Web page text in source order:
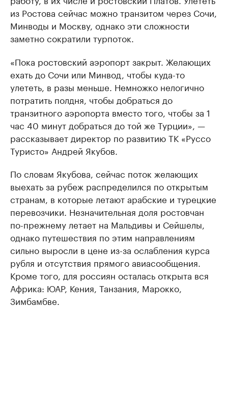
из Ростова сейчас можно транзитом через Сочи,
Минводы и Москву, однако эти сложности
заметно сократили турпоток.
«Пока ростовский аэропорт закрыт. Желающих
ехать до Сочи или Минвод, чтобы куда-то
улететь, в разы меньше. Немножко нелогично
потратить полдня, чтобы добраться до
транзитного аэропорта вместо того, чтобы за 1
час 40 минут добраться до той же Турции», —
рассказывает директор по развитию ТК «Руссо
Туристо» Андрей Якубов.
По словам Якубова, сейчас поток желающих
выехать за рубеж распределился по открытым
странам, в которые летают арабские и турецкие
перевозчики. Незначительная доля ростовчан
по-прежнему летает на Мальдивы и Сейшелы,
однако путешествия по этим направлениям
сильно выросли в цене из-за ослабления курса
рубля и отсутствия прямого авиасообщения.
Кроме того, для россиян осталась открыта вся
Африка: ЮАР, Кения, Танзания, Марокко,
Зимбамбве.